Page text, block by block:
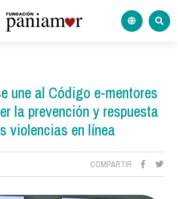
une al Código e-mentores
la prevención y respuesta
violencias en línea
COMPARTIR